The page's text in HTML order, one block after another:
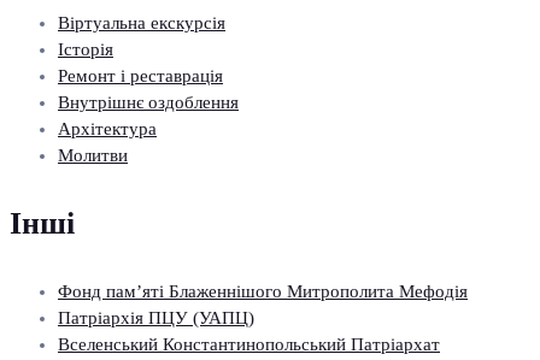
Віртуальна екскурсія
Історія
Ремонт і реставрація
Внутрішнє оздоблення
Архітектура
Молитви
Інші
Фонд пам’яті Блаженнішого Митрополита Мефодія
Патріархія ПЦУ (УАПЦ)
Вселенський Константинопольський Патріархат